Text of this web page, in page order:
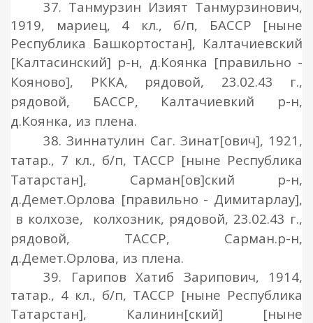
37. Танмурзин Изият Танмурзинович,
1919, мариец, 4 кл., б/п, БАССР [ныне
Республика Башкортостан], Калтачиевский
[Калтасинский] р-н, д.Коянка [правильно -
Кояново], РККА, рядовой, 23.02.43 г.,
рядовой, БАССР, Калтачиевкий р-н,
д.Коянка, из плена.
38. Зиннатулин Саг. Зинат[ович], 1921,
татар., 7 кл., б/п, ТАССР [ныне Республика
Татарстан], Сарман[ов]ский р-н,
д.Демет.Орлова [правильно - Димитарлау],
в колхозе, колхозник, рядовой, 23.02.43 г.,
рядовой, ТАССР, Сарман.р-н,
д.Демет.Орлова, из плена.
39. Гарипов Хатиб Зарипович, 1914,
татар., 4 кл., б/п, ТАССР [ныне Республика
Татарстан], Калинин[ский] [ныне